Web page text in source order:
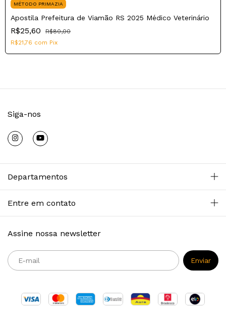
MÉTODO PRIMAZIA
Apostila Prefeitura de Viamão RS 2025 Médico Veterinário
R$25,60
R$80,00
R$21,76 com Pix
Siga-nos
Departamentos
Entre em contato
Assine nossa newsletter